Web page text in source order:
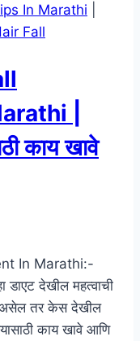
In Marathi
Fall
|
काय खावे
In Marathi:-
डाएट देखील महत्वाची
असेल तर केस देखील
काय खावे आणि